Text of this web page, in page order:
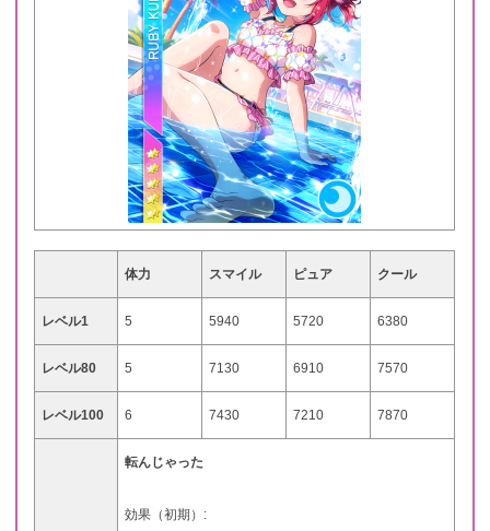
体力 スマイル ピュア クール
レベル1 5 5940 5720 6380
レベル80 5 7130 6910 7570
レベル100 6 7430 7210 7870
転んじゃった
効果（初期）: